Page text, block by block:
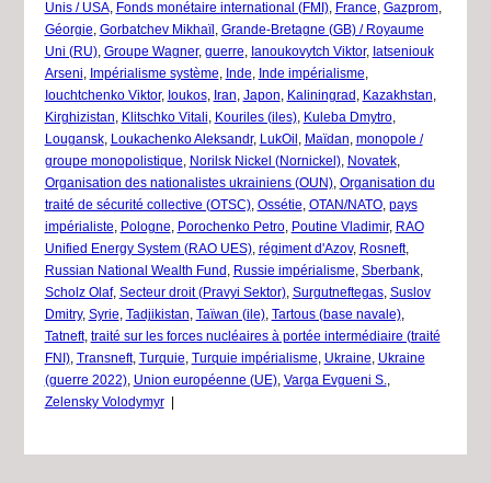
Unis / USA, Fonds monétaire international (FMI), France Gazprom,
Géorgie Gorbatchev Mikhaïl
Grande-Bretagne (GB) / Royaume
Uni (RU), Groupe Wagner, guerre Ianoukovytch Viktor,
Iatseniouk
Arseni
Impérialisme système Inde Inde impérialisme
Iouchtchenko Viktor, Ioukos, Iran Japon Kaliningrad Kazakhstan
Kirghizistan
Klitschko Vitali Kouriles (iles), Kuleba Dmytro,
Lougansk, Loukachenko Aleksandr, LukOil Maïdan monopole /
groupe monopolistique
Norilsk Nickel (Nornickel), Novatek,
Organisation des nationalistes ukrainiens (OUN), Organisation du
traité de sécurité collective (OTSC), Ossétie OTAN/NATO, pays
impérialiste
Pologne Porochenko Petro, Poutine Vladimir, RAO
Unified Energy System (RAO UES), régiment d'Azov, Rosneft,
Russian National Wealth Fund
Russie impérialisme Sberbank,
Scholz Olaf, Secteur droit (Pravyi Sektor), Surgutneftegas, Suslov
Dmitry, Syrie Tadjikistan Taïwan (ile), Tartous (base navale),
Tatneft, traité sur les forces nucléaires à portée intermédiaire (traité
FNI), Transneft, Turquie Turquie impérialisme Ukraine
Ukraine
(guerre 2022), Union européenne (UE), Varga Evgueni S.
Zelensky Volodymyr